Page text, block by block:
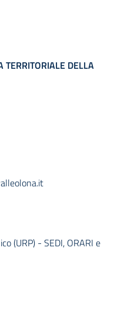
TERRITORIALE DELLA
(URP) - SEDI, ORARI e